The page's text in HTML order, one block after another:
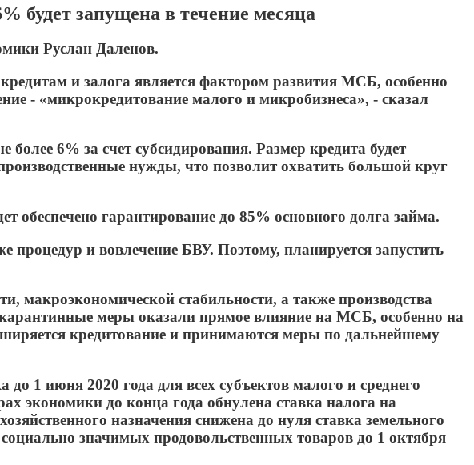
будет запущена в течение месяца
Руслан Даленов.
и залога является фактором развития МСБ, особенно
- «микрокредитование малого и микробизнеса», - сказал
6% за счет субсидирования. Размер кредита будет
нужды, что позволит охватить большой круг
обеспечено гарантирование до 85% основного долга займа.
процедур и вовлечение БВУ. Поэтому, планируется запустить
макроэкономической стабильности, а также производства
меры оказали прямое влияние на МСБ, особенно на
кредитование и принимаются меры по дальнейшему
1 июня 2020 года для всех субъектов малого и среднего
экономики до конца года обнулена ставка налога на
назначения снижена до нуля ставка земельного
значимых продовольственных товаров до 1 октября